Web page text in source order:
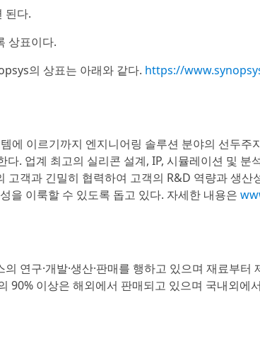
된다.
상표이다.
의 상표는 아래와 같다. https://
에 이르기까지 엔지니어링 솔루션 분야의 선두주
. 업계 최고의 실리콘 설계, IP, 시뮬레이션 및 분
고객과 긴밀히 협력하여 고객의 R&D 역량과 생산
을 이룩할 수 있도록 돕고 있다. 자세한 내용은
연구·개발·생산·판매를 행하고 있으며 재료부터
90% 이상은 해외에서 판매되고 있으며 국내외에